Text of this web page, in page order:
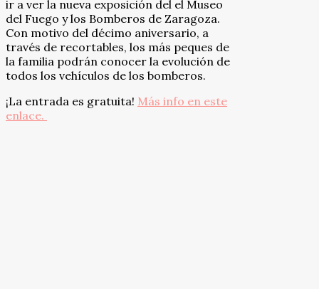
ir a ver la nueva exposición del el Museo
del Fuego y los Bomberos de Zaragoza.
Con motivo del décimo aniversario, a
través de recortables, los más peques de
la familia podrán conocer la evolución de
todos los vehículos de los bomberos.
¡La entrada es gratuita! Más info en este
enlace.